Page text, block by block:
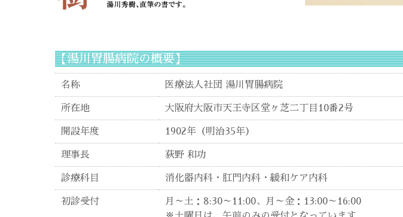
【湯川胃腸病院の概要】
名称 医療法人社団 湯川胃腸病院
所在地 大阪府大阪市天王寺区堂ヶ芝二丁目10番2号
開設年度 1902年（明治35年）
理事長 荻野 和功
診療科目 消化器内科・肛門内科・緩和ケア内科
初診受付
月～土：8:30～11:00、月～金：13:00～16:00